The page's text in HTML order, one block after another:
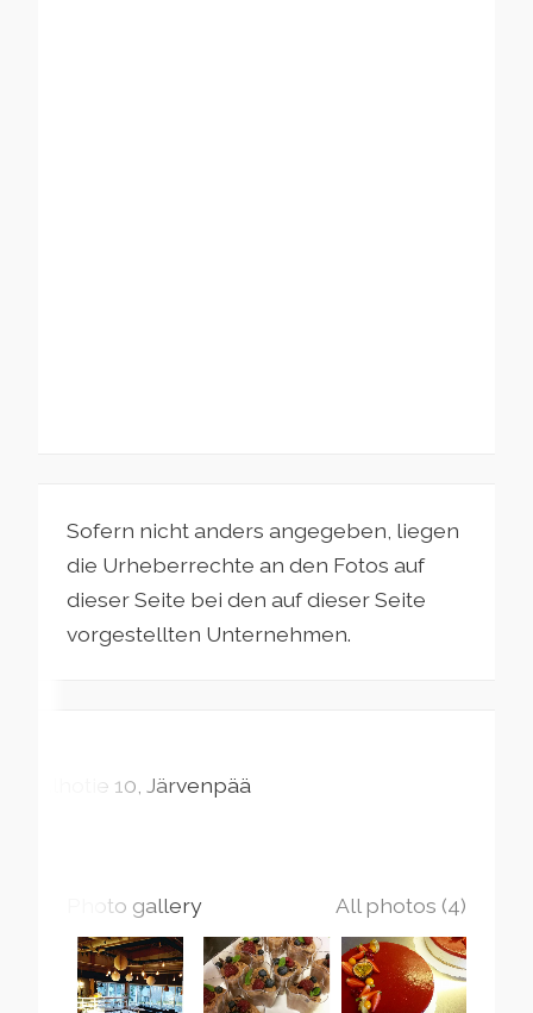
Sofern nicht anders angegeben, liegen
die Urheberrechte an den Fotos auf
dieser Seite bei den auf dieser Seite
vorgestellten Unternehmen.
Alhotie 10 Järvenpää
Photo gallery All photos (4)